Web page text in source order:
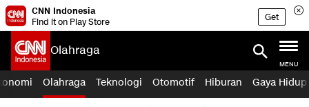
CNN Indonesia
Find it on Play Store
Get
Olahraga
MENU
Olahraga Teknologi Otomotif Hiburan Gaya Hidup